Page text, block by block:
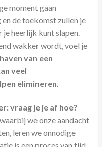
moment gaan
de toekomst zullen je
heerlijk kunt slapen.
wakker wordt, voel je
van een
veel
elimineren.
vraag je je af hoe?
we onze aandacht
leren we onnodige